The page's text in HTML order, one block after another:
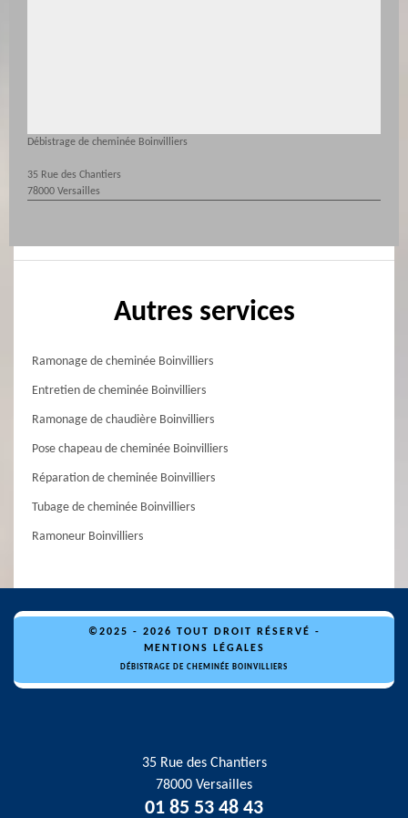
Débistrage de cheminée Boinvilliers
35 Rue des Chantiers
78000 Versailles
Autres services
Ramonage de cheminée Boinvilliers
Entretien de cheminée Boinvilliers
Ramonage de chaudière Boinvilliers
Pose chapeau de cheminée Boinvilliers
Réparation de cheminée Boinvilliers
Tubage de cheminée Boinvilliers
Ramoneur Boinvilliers
©2025 - 2026 TOUT DROIT RÉSERVÉ -
MENTIONS LÉGALES
DÉBISTRAGE DE CHEMINÉE BOINVILLIERS
35 Rue des Chantiers
78000 Versailles
01 85 53 48 43